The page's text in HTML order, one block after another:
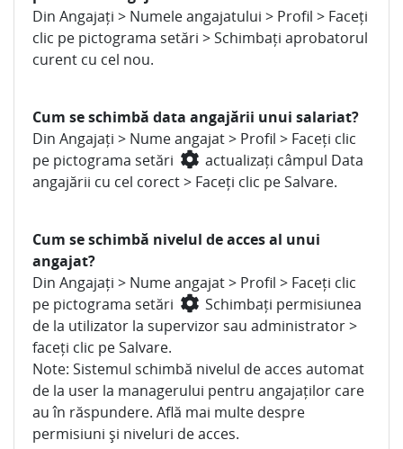
Din Angajați > Numele angajatului > Profil > Faceți
clic pe pictograma setări > Schimbați aprobatorul
curent cu cel nou.
Cum se schimbă data angajării unui salariat?
Din Angajați > Nume angajat > Profil > Faceți clic
pe pictograma setări
actualizați câmpul Data
angajării cu cel corect > Faceți clic pe Salvare.
Cum se schimbă nivelul de acces al unui
angajat?
Din Angajați > Nume angajat > Profil > Faceți clic
pe pictograma setări
Schimbați permisiunea
de la utilizator la supervizor sau administrator >
faceți clic pe Salvare.
Note: Sistemul schimbă nivelul de acces automat
de la user la managerului pentru angajaților care
au în răspundere. Află mai multe despre
permisiuni și niveluri de acces.